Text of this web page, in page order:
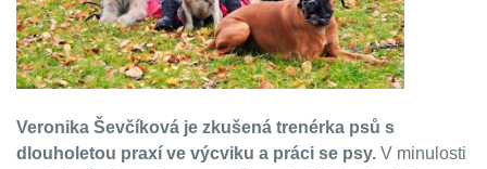
Veronika Ševčíková je zkušená trenérka psů s
dlouholetou praxí ve výcviku a práci se psy. V minulosti